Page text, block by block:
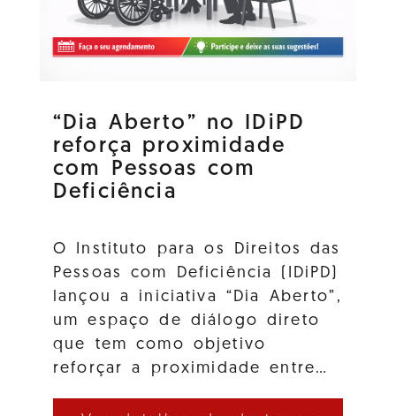
“Dia Aberto” no IDiPD
reforça proximidade
com Pessoas com
Deficiência
O Instituto para os Direitos das
Pessoas com Deficiência (IDiPD)
lançou a iniciativa “Dia Aberto”,
um espaço de diálogo direto
que tem como objetivo
reforçar a proximidade entre…